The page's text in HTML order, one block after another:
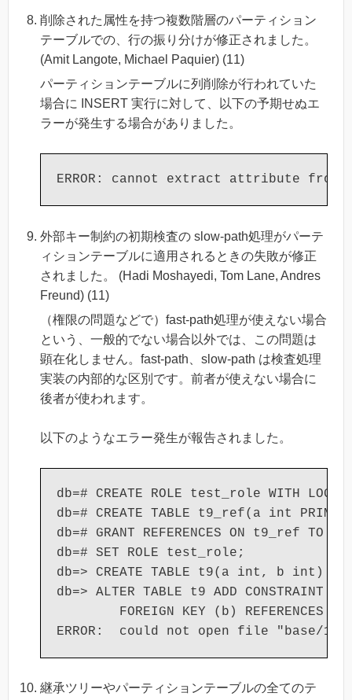
削除された属性を持つ複数階層のパーティション
テーブルでの、行の振り分けが修正されました。
(Amit Langote, Michael Paquier) (11)
パーティションテーブルに列削除が行われていた
場合に INSERT 実行に対して、以下の予期せぬエ
ラーが発生する場合がありました。
外部キー制約の初期検査の slow-path処理がパーテ
ィションテーブルに適用されるときの失敗が修正
されました。 (Hadi Moshayedi, Tom Lane, Andres
Freund) (11)
（権限の問題などで）fast-path処理が使えない場合
という、一般的でない場合以外では、この問題は
顕在化しません。fast-path、slow-path は検査処理
実装の内部的な区別です。前者が使えない場合に
後者が使われます。
以下のようなエラー発生が報告されました。
db=# CREATE ROLE test_role WITH
db=# CREATE TABLE t9_ref(a int
db=# GRANT REFERENCES ON t9_ref TO
db=# SET ROLE test_role;
db=> CREATE TABLE t9(a int, b int)
db=> ALTER TABLE t9 ADD CONSTRAINT
FOREIGN KEY (b) REFERENCES
継承ツリーやパーティションテーブルの全てのテ